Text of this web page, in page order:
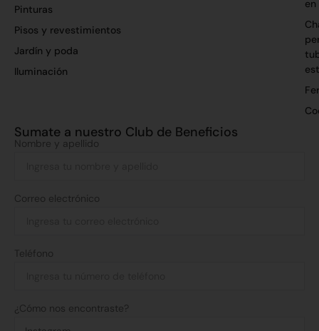
Pinturas
Pisos y revestimientos
Jardín y poda
Iluminación
en
Sumate a nuestro Club de Beneficios
Nombre y apellido
Correo electrónico
Teléfono
¿Cómo nos encontraste?